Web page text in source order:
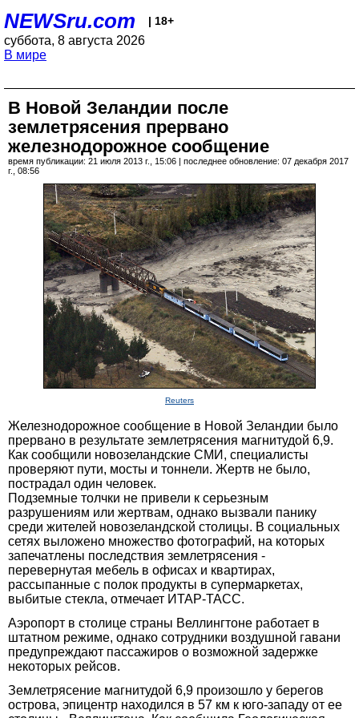
NEWSru.com | 18+
суббота, 8 августа 2026
В мире
В Новой Зеландии после
землетрясения прервано
железнодорожное сообщение
время публикации: 21 июля 2013 г., 15:06 | последнее обновление: 07 декабря 2017
г., 08:56
Reuters
Железнодорожное сообщение в Новой Зеландии было
прервано в результате землетрясения магнитудой 6,9.
Как сообщили новозеландские СМИ, специалисты
проверяют пути, мосты и тоннели. Жертв не было,
пострадал один человек.
Подземные толчки не привели к серьезным
разрушениям или жертвам, однако вызвали панику
среди жителей новозеландской столицы. В социальных
сетях выложено множество фотографий, на которых
запечатлены последствия землетрясения -
перевернутая мебель в офисах и квартирах,
рассыпанные с полок продукты в супермаркетах,
выбитые стекла, отмечает ИТАР-ТАСС.
Аэропорт в столице страны Веллингтоне работает в
штатном режиме, однако сотрудники воздушной гавани
предупреждают пассажиров о возможной задержке
некоторых рейсов.
Землетрясение магнитудой 6,9 произошло у берегов
острова, эпицентр находился в 57 км к юго-западу от ее